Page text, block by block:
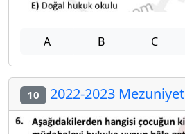
A B C
10 2022-2023 Mezuniyet